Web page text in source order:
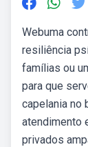
Webuma
resiliência
famílias ou
para que
capelania no
atendimento
privados